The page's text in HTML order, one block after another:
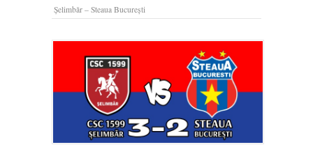
Șelimbăr – Steaua București